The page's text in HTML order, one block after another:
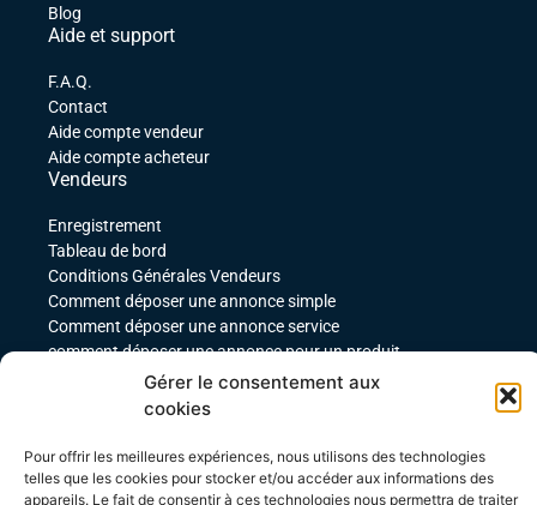
Gérer le consentement aux
cookies
Pour offrir les meilleures expériences, nous utilisons des technologies
telles que les cookies pour stocker et/ou accéder aux informations des
appareils. Le fait de consentir à ces technologies nous permettra de traiter
Blog
Aide et support
F.A.Q.
Contact
Aide compte vendeur
Aide compte acheteur
Vendeurs
Enregistrement
Tableau de bord
Conditions Générales Vendeurs
Comment déposer une annonce simple
Comment déposer une annonce service
comment déposer une annonce pour un produit
téléchargeable
Déposer une annonce avec des variables
Mon compte
Mes commandes